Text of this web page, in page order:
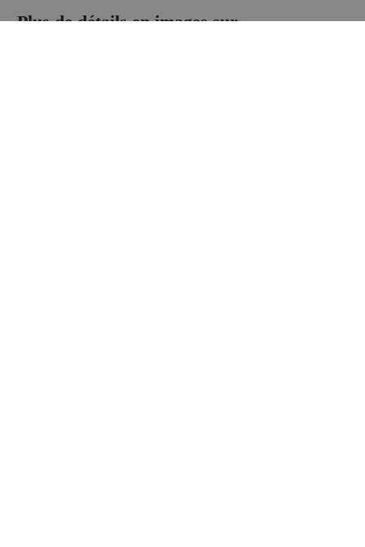
Plus de détails en images sur